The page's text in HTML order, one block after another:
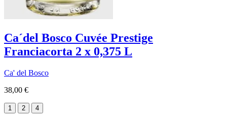
Ca´del Bosco Cuvée Prestige
Franciacorta 2 x 0,375 L
Ca' del Bosco
38,00 €
1 2 4